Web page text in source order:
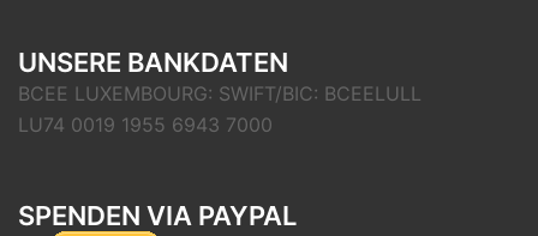
UNSERE BANKDATEN
BCEE LUXEMBOURG: SWIFT/BIC: BCEELULL
LU74 0019 1955 6943 7000
SPENDEN VIA PAYPAL